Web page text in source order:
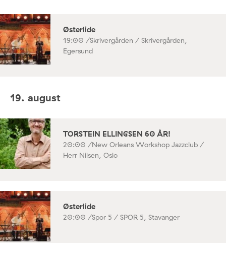
Østerlide
19:00 /Skrivergården / Skrivergården,
Egersund
19. august
TORSTEIN ELLINGSEN 60 ÅR!
20:00 /New Orleans Workshop Jazzclub /
Herr Nilsen, Oslo
Østerlide
20:00 /Spor 5 / SPOR 5, Stavanger